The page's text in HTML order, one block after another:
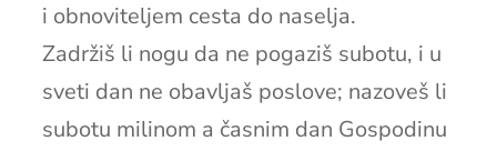
i obnoviteljem cesta do naselja.
Zadržiš li nogu da ne pogaziš subotu, i u
sveti dan ne obavljaš poslove; nazoveš li
subotu milinom a časnim dan Gospodinu